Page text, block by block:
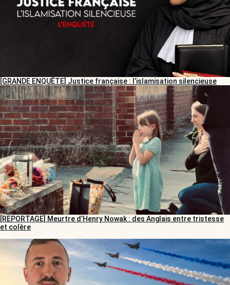
[GRANDE ENQUÊTE] Justice française : l’islamisation silencieuse
[REPORTAGE] Meurtre d’Henry Nowak : des Anglais entre tristesse
et colère